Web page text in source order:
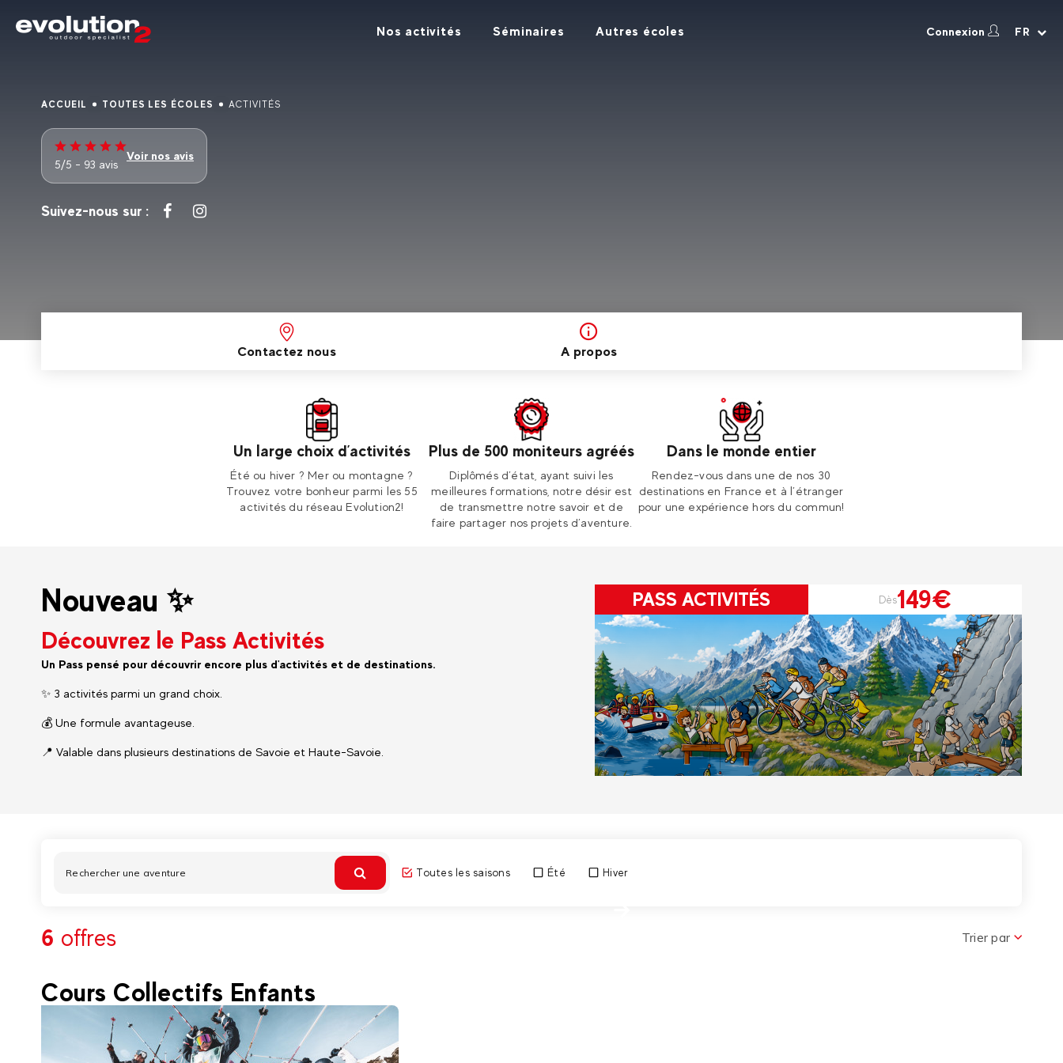
Nos activités Séminaires Autres écoles Connexion FR
ACCUEIL TOUTES LES ÉCOLES ACTIVITÉS
5/5 - 93 avis
Voir nos avis
Suivez-nous sur :
Contactez nous A propos
Un large choix d’activités
Été ou hiver ? Mer ou montagne ?
Trouvez votre bonheur parmi les 55
activités du réseau Evolution2!
Plus de 500 moniteurs agréés
Diplômés d’état, ayant suivi les
meilleures formations, notre désir est
de transmettre notre savoir et de
faire partager nos projets d’aventure.
Dans le monde entier
Rendez-vous dans une de nos 30
destinations en France et à l’étranger
pour une expérience hors du commun!
Nouveau ✨
Découvrez le Pass Activités
Un Pass pensé pour découvrir encore plus d'activités et de destinations.
✨ 3 activités parmi un grand choix.
💰 Une formule avantageuse.
📍 Valable dans plusieurs destinations de Savoie et Haute-Savoie.
PASS ACTIVITÉS Dès149€
Toutes les saisons Été Hiver
6 offres Trier par
Cours Collectifs Enfants